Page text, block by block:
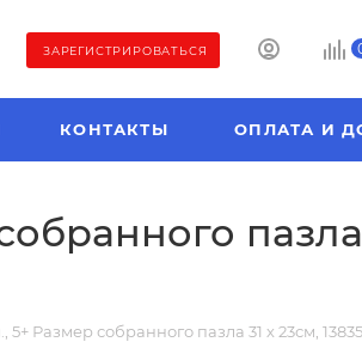
ЗАРЕГИСТРИРОВАТЬСЯ
КОНТАКТЫ ОПЛАТА И
пазла
Размер собранного пазла 31 х 23см, 13835